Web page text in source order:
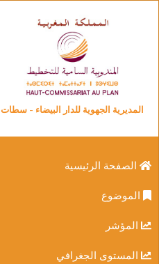
المديرية الجهوية للدار البيضاء - سطات
الصفحة الرئيسية
الموضوع
المؤشر
المستوى الجغرافي